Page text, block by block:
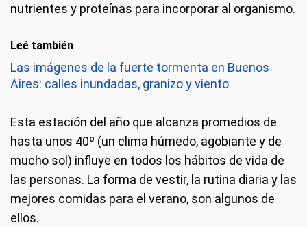
nutrientes y proteínas para incorporar al organismo.
Leé también
Las imágenes de la fuerte tormenta en Buenos
Aires: calles inundadas, granizo y viento
Esta estación del año que alcanza promedios de
hasta unos 40º (un clima húmedo, agobiante y de
mucho sol) influye en todos los hábitos de vida de
las personas. La forma de vestir, la rutina diaria y las
mejores comidas para el verano, son algunos de
ellos.